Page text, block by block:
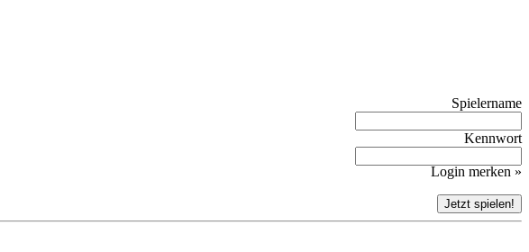
Spielername
Kennwort
Login merken »